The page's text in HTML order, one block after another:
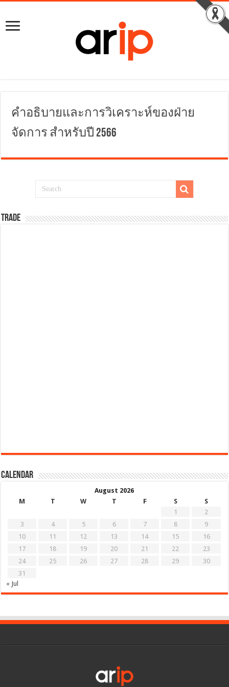
คำอธิบายและการวิเคราะห์ของฝ่าย
จัดการ สำหรับปี 2566
TRADE
Calendar
August 2026
M
T W T F S
S
1
2
3
4 5 6 7 8
9
10
11 12 13 14 15
16
17
18 19 20 21 22
23
24
25 26 27 28 29
30
31
« Jul